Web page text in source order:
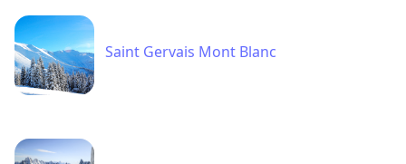
Saint Gervais Mont Blanc